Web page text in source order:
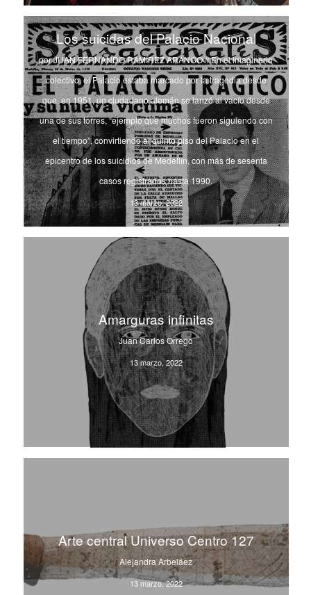
Los suicidas del Palacio Nacional
por JUAN FERNANDO RAMÍREZ ARANGO // En el imaginario
colectivo, el Palacio estaba marcado por la tragedia desde
que, en 1951, un ciudadano alemán se lanzó al vacío desde
una de sus torres, “ejemplo que muchos fueron siguiendo con
el tiempo”, convirtiendo al quinto piso del Palacio en el
epicentro de los suicidios de Medellín, con más de sesenta
casos registrados hasta 1990.
13 marzo, 2022
Amarguras infinitas
Juan Carlos Orrego
13 marzo, 2022
Arte central Universo Centro 127
Alejandra Arbeláez
13 marzo, 2022